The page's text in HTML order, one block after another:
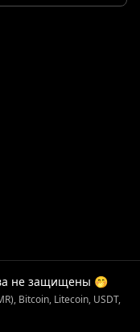
не защищены 🤭
Bitcoin, Litecoin, USDT,